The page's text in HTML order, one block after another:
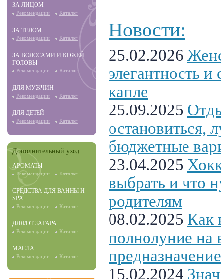
ЗА ЛИЦОМ
Рекомендации Каталог
ЗА ТЕЛОМ
Рекомендации Каталог
ЗА ВОЛОСАМИ И КОЖЕЙ
ГОЛОВЫ
Рекомендации Каталог
ДЛЯ МУЖЧИН
Рекомендации Каталог
ДЛЯ ДЕТЕЙ
Рекомендации Каталог
Дополнительный уход
АРОМАТЫ
Рекомендации Каталог
СРЕДСТВА ДЛЯ ВАННЫ И
SPA
Рекомендации Каталог
ДЛЯ/ОТ ЗАГАРА
Рекомендации Каталог
МАСЛА
Рекомендации Каталог
Новости:
25.02.2026
элегантность
капле
25.09.2025
остановиться,
бюджетные
23.04.2025
выбрать и что
родителям
08.02.2025 Как
полнолуние на
15.02.2024